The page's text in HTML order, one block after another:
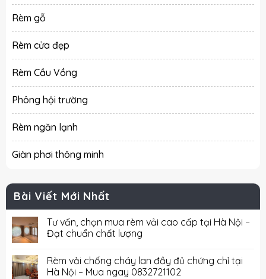
Rèm gỗ
Rèm cửa đẹp
Rèm Cầu Vồng
Phông hội trường
Rèm ngăn lạnh
Giàn phơi thông minh
Bài Viết Mới Nhất
Tư vấn, chọn mua rèm vải cao cấp tại Hà Nội –
Đạt chuẩn chất lượng
Rèm vải chống cháy lan đầy đủ chứng chỉ tại
Hà Nội – Mua ngay 0832721102